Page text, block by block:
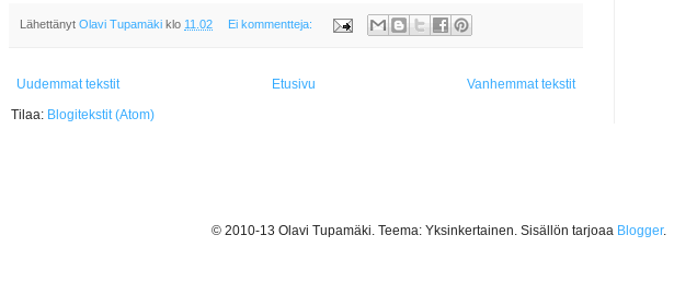
Lähettänyt Olavi Tupamäki klo 11.02 Ei kommentteja:
Uudemmat tekstit Vanhemmat tekstit
Etusivu
Tilaa: Blogitekstit (Atom)
© 2010-13 Olavi Tupamäki. Teema: Yksinkertainen. Sisällön tarjoaa Blogger.